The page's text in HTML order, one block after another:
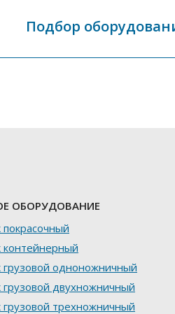
Подбор
ОБОРУДОВАНИЕ
одноножничный
двухножничный
трехножничный